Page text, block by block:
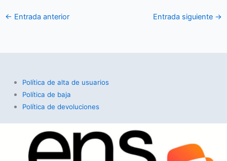
← Entrada anterior Entrada siguiente →
Política de alta de usuarios
Política de baja
Política de devoluciones